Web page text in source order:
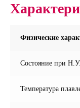
Физические
Состояние при Н.У.
Температура